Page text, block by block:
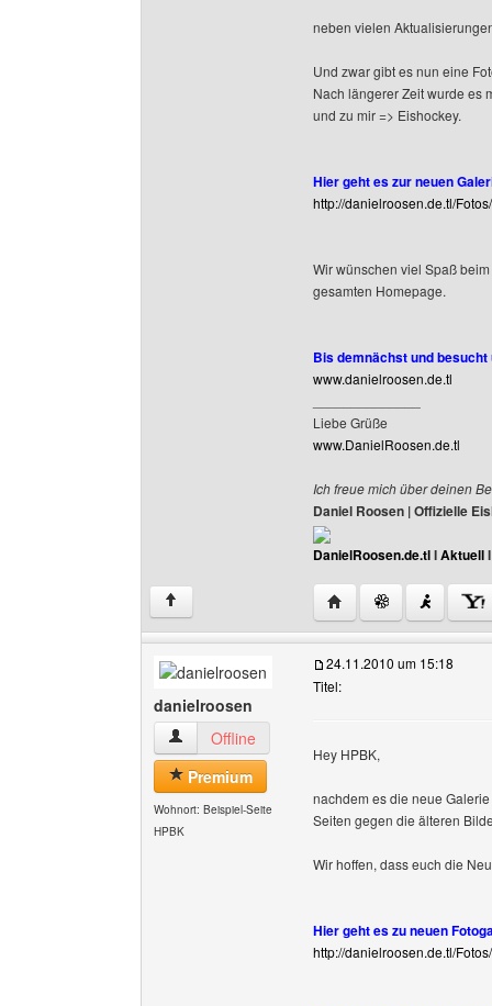
neben vielen
Und zwar gibt es nun eine
Nach längerer Zeit wurde es
und zu mir => Eishockey.
Hier geht es zur neuen
http://danielroosen.de.tl/
Wir wünschen viel Spaß
gesamten Homepage.
Bis demnächst und
www.danielroosen.de.tl
Liebe Grüße
www.DanielRoosen.de.tl
Ich freue mich über deinen
Daniel Roosen | Offizielle
DanielRoosen.de.tlIAktuell
↑ Website dieses
danielroosen
danielroosen Benutzer-Profile anzeigen
Offline
Premium
Wohnort: Beispiel-Seite
HPBK
24.11.2010 um 15:18
Titel:
Hey HPBK,
nachdem es die neue
Seiten gegen die älteren
Wir hoffen, dass euch die
Hier geht es zu neuen
http://danielroosen.de.tl/